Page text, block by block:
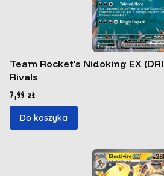
Team Rocket's Nidoking EX
Rivals
Cena
7,99 zł
Do koszyka